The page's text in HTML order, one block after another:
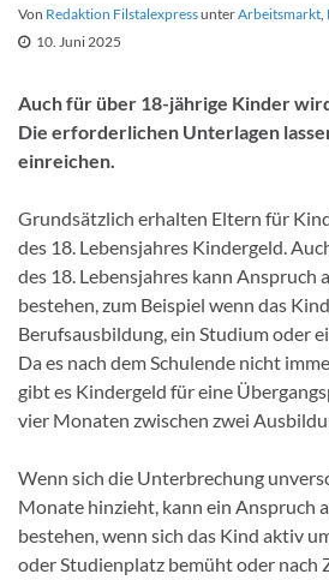
Von Redaktion FilstalexpressunterArbeitsmarkt,
10. Juni 2025
Auch für über 18-jährige Kinder
Die erforderlichen Unterlagen
einreichen.
Grundsätzlich erhalten Eltern für
des 18. Lebensjahres Kindergeld.
des 18. Lebensjahres kann Anspruch
bestehen, zum Beispiel wenn das
Berufsausbildung, ein Studium oder
Da es nach dem Schulende nicht
gibt es Kindergeld für eine
vier Monaten zwischen zwei
Wenn sich die Unterbrechung
Monate hinzieht, kann ein Anspruch
bestehen, wenn sich das Kind aktiv
oder Studienplatz bemüht oder nach